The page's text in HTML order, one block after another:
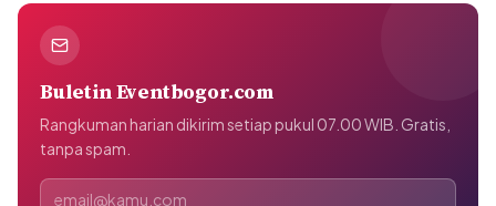
Buletin Eventbogor.com
Rangkuman harian dikirim setiap pukul 07.00 WIB. Gratis,
tanpa spam.
Alamat email